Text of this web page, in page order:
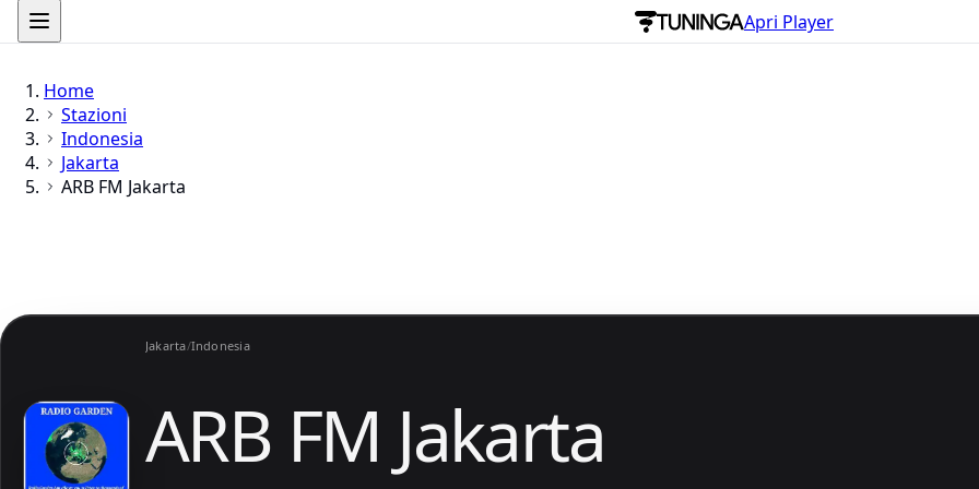
Apri Player
Home
Stazioni
Indonesia
Jakarta
ARB FM Jakarta
Jakarta/Indonesia
ARB FM Jakarta